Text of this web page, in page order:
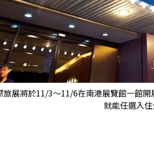
展將於11/3～11/6在南港展覽館一館
就能任選入